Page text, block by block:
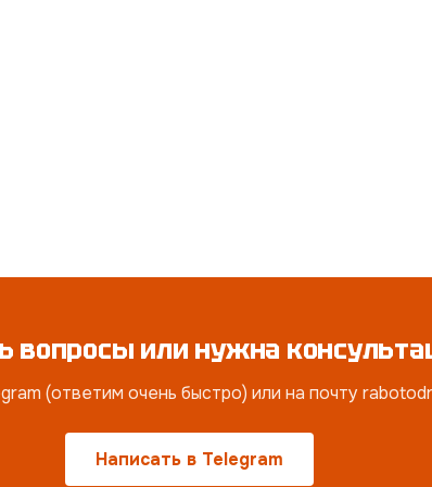
вопросы или нужна
(ответим очень быстро) или на почту
Написать в Telegram